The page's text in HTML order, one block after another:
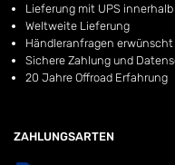
Lieferung mit UPS
Weltweite Lieferung
Händleranfragen erwünscht
Sichere Zahlung und
20 Jahre Offroad Erfahrung
ZAHLUNGSARTEN